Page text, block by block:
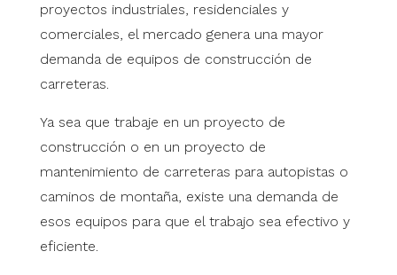
proyectos industriales, residenciales y
comerciales, el mercado genera una mayor
demanda de equipos de construcción de
carreteras.
Ya sea que trabaje en un proyecto de
construcción o en un proyecto de
mantenimiento de carreteras para autopistas o
caminos de montaña, existe una demanda de
esos equipos para que el trabajo sea efectivo y
eficiente.